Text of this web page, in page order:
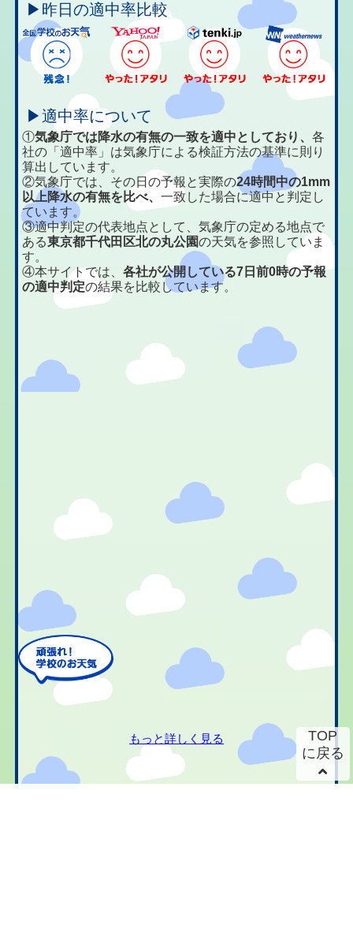
▶昨日の適中率比較
▶適中率について
①気象庁では降水の有無の一致を適中としており、各
社の「適中率」は気象庁による検証方法の基準に則り
算出しています。
②気象庁では、その日の予報と実際の24時間中の1mm
以上降水の有無を比べ、一致した場合に適中と判定し
ています。
③適中判定の代表地点として、気象庁の定める地点で
ある東京都千代田区北の丸公園の天気を参照していま
す。
④本サイトでは、各社が公開している7日前0時の予報
の適中判定の結果を比較しています。
もっと詳しく見る
TOP
に戻る